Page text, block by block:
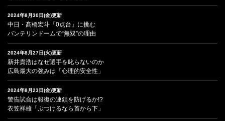
2024年8月30日(金)更新
中日・髙橋宏斗「0点台」に挑む
バンテリンドームで“無双”の理由
2024年8月27日(火)更新
新井貴浩はなぜ選手を叱らないのか
広島最大の強みは「心理的安全性」
2024年8月23日(金)更新
警告試合は報復の連鎖を防げるか!?
衣笠祥雄「ぶつけるなら首から下」